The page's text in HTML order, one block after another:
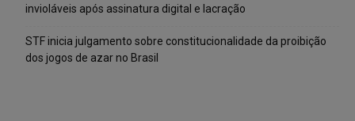
invioláveis após assinatura digital e lacração
STF inicia julgamento sobre constitucionalidade da proibição
dos jogos de azar no Brasil